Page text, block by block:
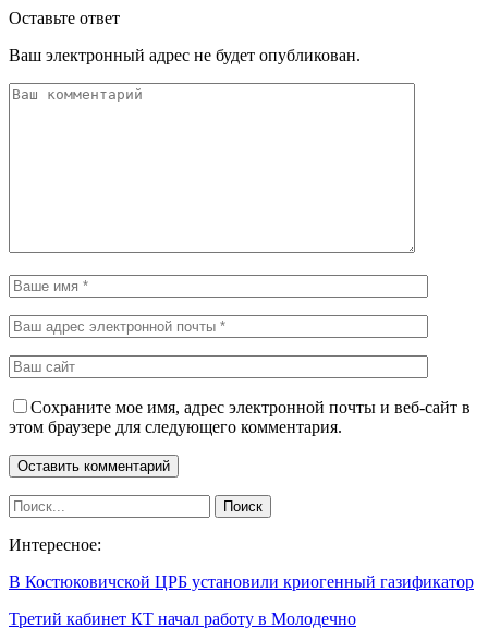
Оставьте ответ
Ваш электронный адрес не будет опубликован.
Сохраните мое имя, адрес электронной почты и веб-сайт в
этом браузере для следующего комментария.
Интересное:
В Костюковичской ЦРБ установили криогенный газификатор
Третий кабинет КТ начал работу в Молодечно